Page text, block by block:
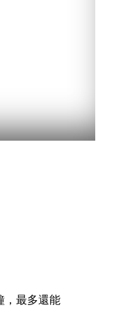
，最多還能